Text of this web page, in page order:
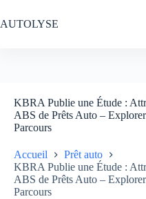
au
contenu
AUTOLYSE
KBRA Publie une Étude :
ABS de Prêts Auto –
Parcours
Accueil
Prêt auto
KBRA Publie une Étude :
ABS de Prêts Auto –
Parcours